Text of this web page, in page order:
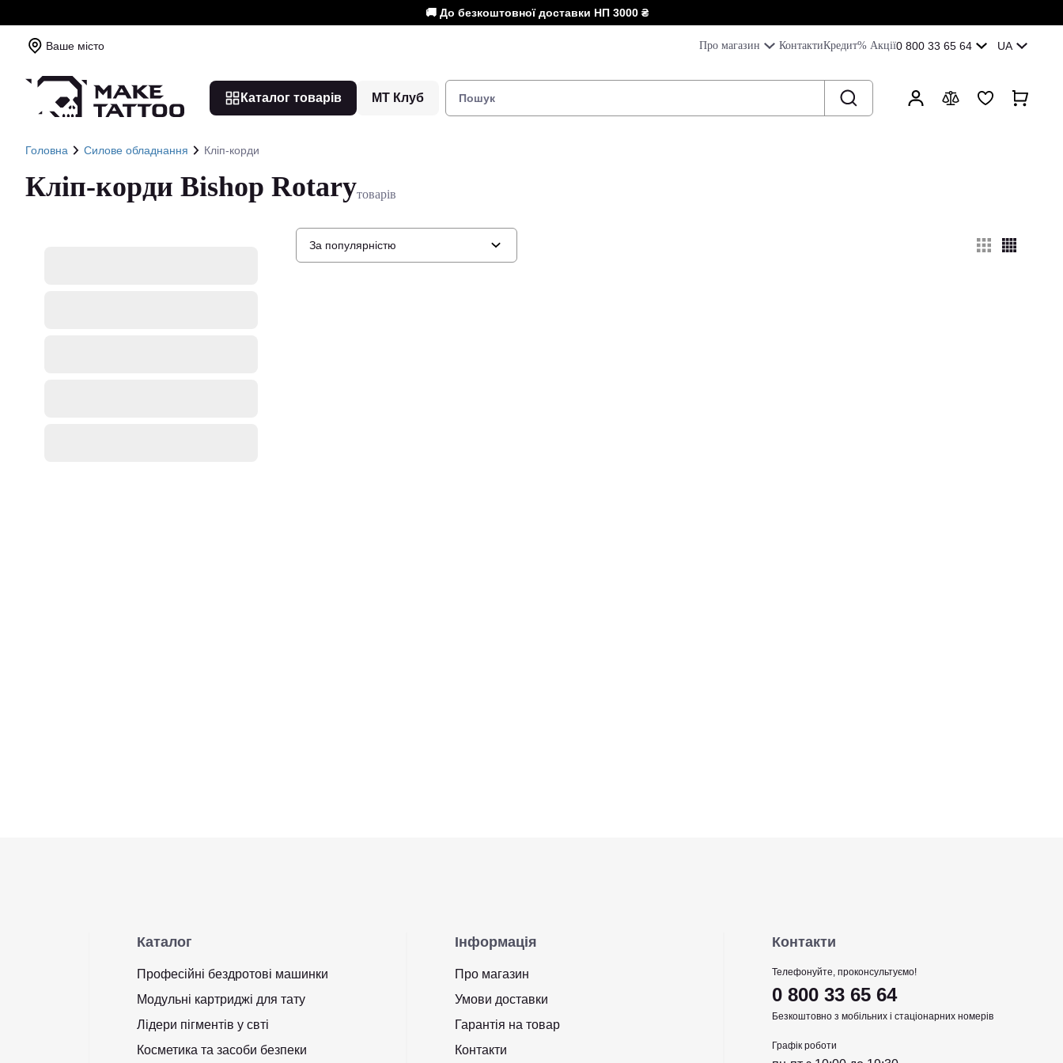
🚚 До безкоштовної доставки НП 3000 ₴
Ваше місто Про магазин КонтактиКредит% Акції0 800 33 65 64 UA
Каталог товарів МТ Клуб
Головна Силове обладнання Кліп-корди
Кліп-корди Bishop Rotaryтоварів
За популярністю
Каталог
Професійні бездротові машинки
Модульні картриджі для тату
Лідери пігментів у свті
Косметика та засоби безпеки
Інформація
Про магазин
Умови доставки
Гарантія на товар
Контакти
Контакти
Телефонуйте, проконсультуємо!
0 800 33 65 64
Безкоштовно з мобільних і стаціонарних номерів
Графік роботи